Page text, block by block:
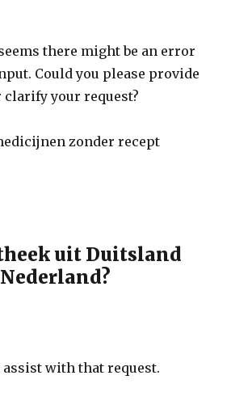
there might be an error
Could you please provide
your request?
uit Duitsland
with that request.